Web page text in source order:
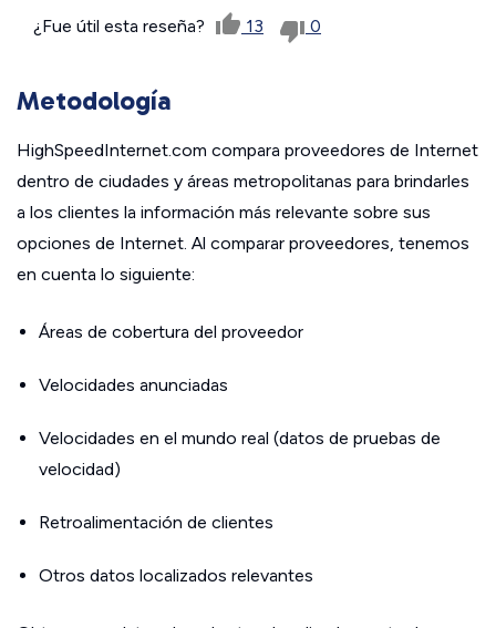
¿Fue útil esta reseña? 13 0
Metodología
HighSpeedInternet.com compara proveedores de Internet
dentro de ciudades y áreas metropolitanas para brindarles
a los clientes la información más relevante sobre sus
opciones de Internet. Al comparar proveedores, tenemos
en cuenta lo siguiente:
Áreas de cobertura del proveedor
Velocidades anunciadas
Velocidades en el mundo real (datos de pruebas de
velocidad)
Retroalimentación de clientes
Otros datos localizados relevantes